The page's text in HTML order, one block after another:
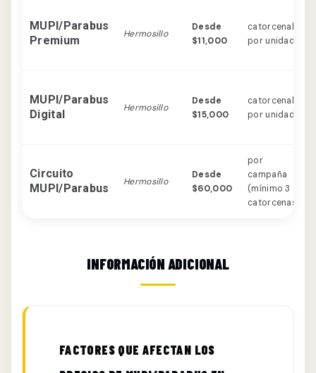
MUPI/Parabus
Premium
Hermosillo
Desde
$11,000
catorcenal
por unidad
MUPI/Parabus
Digital
Hermosillo
Desde
$15,000
catorcenal
por unidad
Circuito
MUPI/Parabus
Hermosillo
Desde
$60,000
por
campaña
(mínimo 3
catorcenas)
INFORMACIÓN ADICIONAL
FACTORES QUE AFECTAN LOS